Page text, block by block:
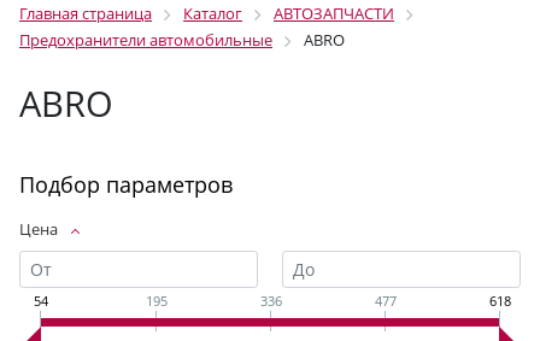
Главная страница Каталог
АВТОЗАПЧАСТИ
Предохранители автомобильные
ABRO
ABRO
Подбор параметров
Цена
54 195 336 477 618